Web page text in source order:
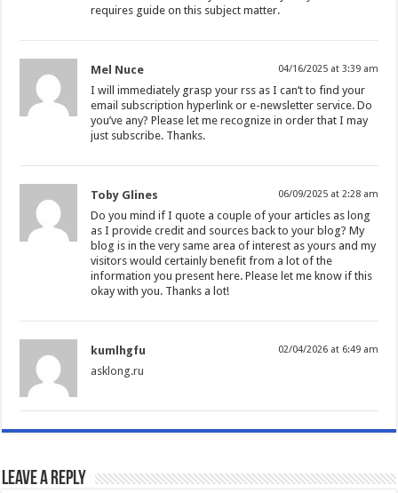
requires guide on this subject matter.
Mel Nuce 04/16/2025 at 3:39 am
I will immediately grasp your rss as I can’t to find your
email subscription hyperlink or e-newsletter service. Do
you’ve any? Please let me recognize in order that I may
just subscribe. Thanks.
Toby Glines 06/09/2025 at 2:28 am
Do you mind if I quote a couple of your articles as long
as I provide credit and sources back to your blog? My
blog is in the very same area of interest as yours and my
visitors would certainly benefit from a lot of the
information you present here. Please let me know if this
okay with you. Thanks a lot!
kumlhgfu 02/04/2026 at 6:49 am
asklong.ru
Leave a Reply